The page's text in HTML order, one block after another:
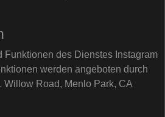
Funktionen des Dienstes Instagram
werden angeboten durch
Willow Road, Menlo Park, CA